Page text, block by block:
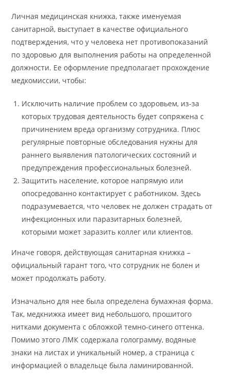
Личная медицинская книжка, также именуемая
санитарной, выступает в качестве официального
подтверждения, что у человека нет противопоказаний
по здоровью для выполнения работы на определенной
должности. Ее оформление предполагает прохождение
медкомиссии, чтобы:
Исключить наличие проблем со здоровьем, из-за
которых трудовая деятельность будет сопряжена с
причинением вреда организму сотрудника. Плюс
регулярные повторные обследования нужны для
раннего выявления патологических состояний и
предупреждения профессиональных болезней.
Защитить население, которое напрямую или
опосредованно контактирует с работником. Здесь
подразумевается, что человек не должен страдать от
инфекционных или паразитарных болезней,
которыми может заразить коллег или клиентов.
Иначе говоря, действующая санитарная книжка –
официальный гарант того, что сотрудник не болен и
может продолжать работу.
Изначально для нее была определена бумажная форма.
Так, медкнижка имеет вид небольшого, прошитого
нитками документа с обложкой темно-синего оттенка.
Помимо этого ЛМК содержала голограмму, водяные
знаки на листах и уникальный номер, а страница с
информацией о владельце была ламинированной.